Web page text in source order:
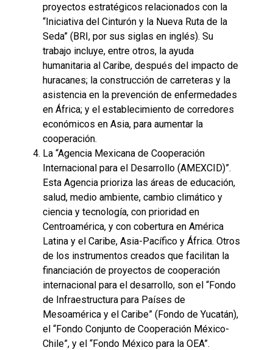
proyectos estratégicos relacionados con la
“Iniciativa del Cinturón y la Nueva Ruta de la
Seda” (BRI, por sus siglas en inglés). Su
trabajo incluye, entre otros, la ayuda
humanitaria al Caribe, después del impacto de
huracanes; la construcción de carreteras y la
asistencia en la prevención de enfermedades
en África; y el establecimiento de corredores
económicos en Asia, para aumentar la
cooperación.
La “Agencia Mexicana de Cooperación
Internacional para el Desarrollo (AMEXCID)”.
Esta Agencia prioriza las áreas de educación,
salud, medio ambiente, cambio climático y
ciencia y tecnología, con prioridad en
Centroamérica, y con cobertura en América
Latina y el Caribe, Asia-Pacífico y África. Otros
de los instrumentos creados que facilitan la
financiación de proyectos de cooperación
internacional para el desarrollo, son el “Fondo
de Infraestructura para Países de
Mesoamérica y el Caribe” (Fondo de Yucatán),
el “Fondo Conjunto de Cooperación México-
Chile”, y el “Fondo México para la OEA”.